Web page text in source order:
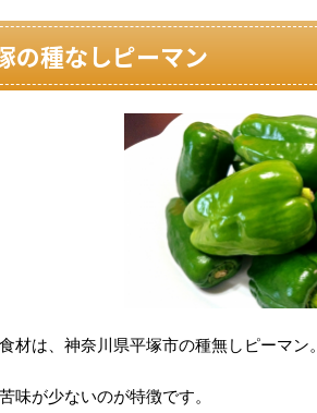
の種なしピーマン
材は、神奈川県平塚市の種無しピーマン。
味が少ないのが特徴です。